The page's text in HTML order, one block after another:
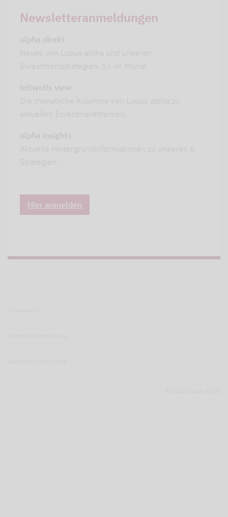
Newsletteranmeldungen
alpha direkt
Neues von Lupus alpha und unseren
Investmentstrategien. 1x im Monat.
leitwolfs view
Die monatliche Kolumne von Lupus alpha zu
aktuellen Investmentthemen.
alpha insights
Aktuelle Hintergrundinformationen zu unseren 6
Strategien.
Hier anmelden